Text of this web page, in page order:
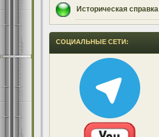
Историческая справка
СОЦИАЛЬНЫЕ СЕТИ: